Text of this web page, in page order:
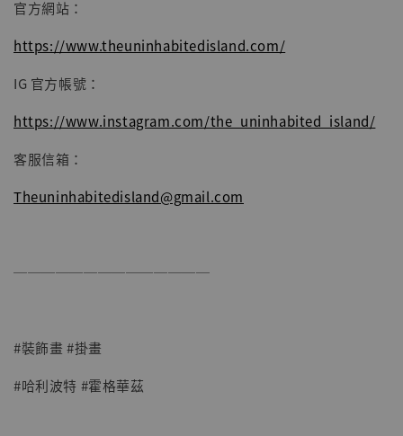
官方網站：
https://www.theuninhabitedisland.com/
IG 官方帳號：
https://www.instagram.com/the_uninhabited_island/
客服信箱：
Theuninhabitedisland@gmail.com
──────────────
#裝飾畫 #掛畫
#哈利波特 #霍格華茲